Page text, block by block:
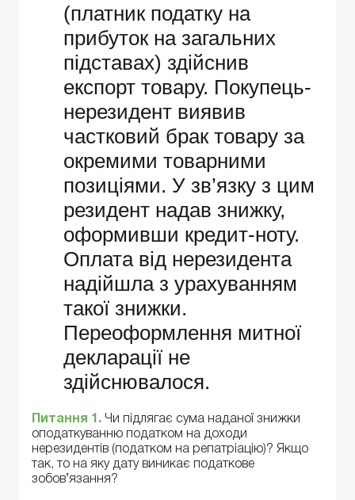
(платник податку на
прибуток на загальних
підставах) здійснив
експорт товару. Покупець-
нерезидент виявив
частковий брак товару за
окремими товарними
позиціями. У зв’язку з цим
резидент надав знижку,
оформивши кредит-ноту.
Оплата від нерезидента
надійшла з урахуванням
такої знижки.
Переоформлення митної
декларації не
здійснювалося.
Питання 1. Чи підлягає сума наданої знижки
оподаткуванню податком на доходи
нерезидентів (податком на репатріацію)? Якщо
так, то на яку дату виникає податкове
зобов’язання?